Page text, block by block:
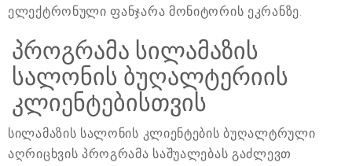
ელექტრონული ფანჯარა მონიტორის ეკრანზე.
პროგრამა სილამაზის
სალონის ბუღალტერიის
კლიენტებისთვის
სილამაზის სალონის კლიენტების ბუღალტრული
აღრიცხვის პროგრამა საშუალებას გაძლევთ